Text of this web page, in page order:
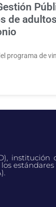
de
programa de
institución